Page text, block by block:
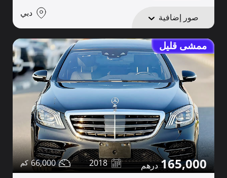
صور إضافية دبي
ممشى قليل
165,000
2018
66,000